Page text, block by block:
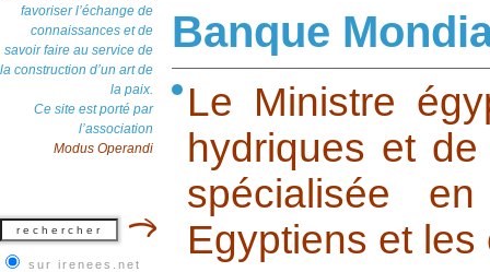
favoriser l’échange de
connaissances et de
savoir faire au service de
la construction d’un art de
la paix.
Ce site est porté par
l’association
Modus Operandi
sur irenees.net
Banque
Le Ministre
hydriques et de
spécialisée
Egyptiens et les